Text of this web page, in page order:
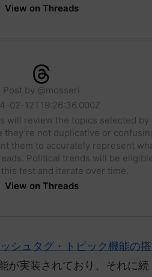
View on Threads
Post by @mosseri
02-12T19:26:36.000Z
will review the topics selected by
they’re not duplicative or
them to accurately represent
Political trends will be
test and iterate over time.
View on Threads
シュタグ・トピック機能の
が実装されており、それに